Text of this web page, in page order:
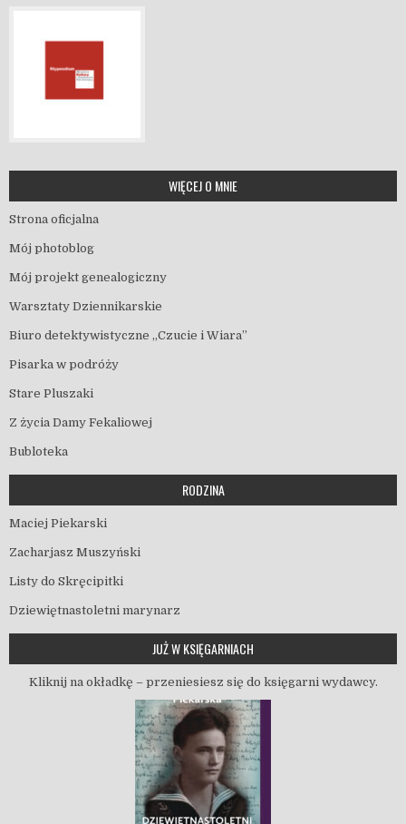
WIĘCEJ O MNIE
Strona oficjalna
Mój photoblog
Mój projekt genealogiczny
Warsztaty Dziennikarskie
Biuro detektywistyczne „Czucie i Wiara”
Pisarka w podróży
Stare Pluszaki
Z życia Damy Fekaliowej
Bubloteka
RODZINA
Maciej Piekarski
Zacharjasz Muszyński
Listy do Skręcipitki
Dziewiętnastoletni marynarz
JUŻ W KSIĘGARNIACH
Kliknij na okładkę – przeniesiesz się do księgarni wydawcy.